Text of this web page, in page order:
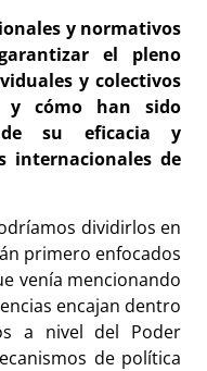
y normativos
el pleno
y colectivos
y cómo han sido
su eficacia y
internacionales de
dividirlos en
primero enfocados
venía mencionando
encajan dentro
a nivel del Poder
de política